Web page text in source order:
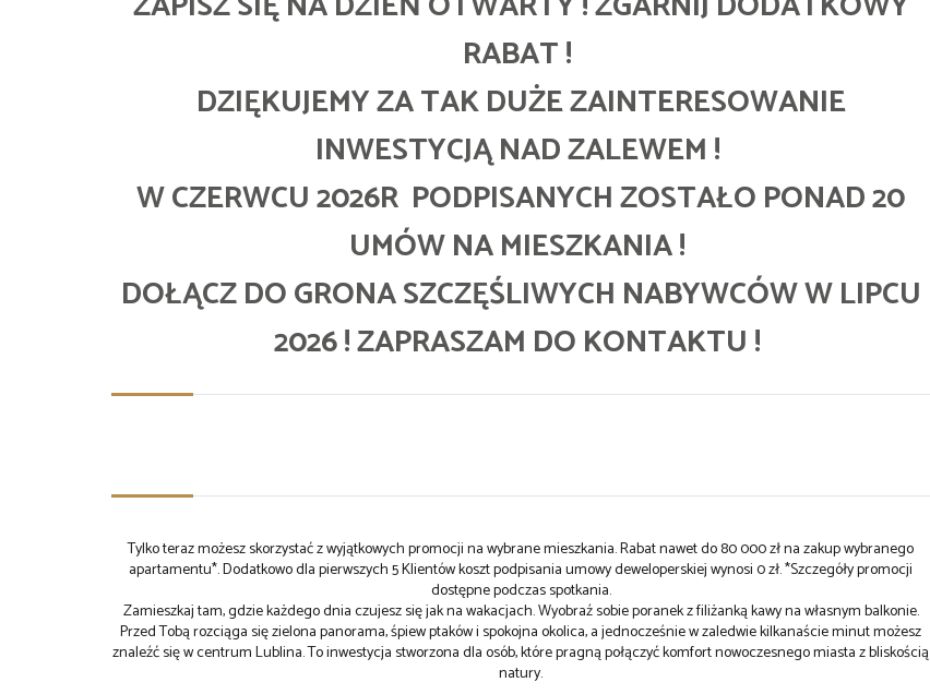
RABAT !
DZIĘKUJEMY ZA TAK DUŻE ZAINTERESOWANIE
INWESTYCJĄ NAD ZALEWEM !
W CZERWCU 2026R PODPISANYCH ZOSTAŁO PONAD 20
UMÓW NA MIESZKANIA !
DOŁĄCZ DO GRONA SZCZĘŚLIWYCH NABYWCÓW W LIPCU
2026 ! ZAPRASZAM DO KONTAKTU !
Tylko teraz możesz skorzystać z wyjątkowych promocji na wybrane mieszkania. Rabat nawet do 80 000 zł na zakup wybranego
apartamentu*. Dodatkowo dla pierwszych 5 Klientów koszt podpisania umowy deweloperskiej wynosi 0 zł. *Szczegóły promocji
dostępne podczas spotkania.
Zamieszkaj tam, gdzie każdego dnia czujesz się jak na wakacjach. Wyobraź sobie poranek z filiżanką kawy na własnym balkonie.
Przed Tobą rozciąga się zielona panorama, śpiew ptaków i spokojna okolica, a jednocześnie w zaledwie kilkanaście minut możesz
znaleźć się w centrum Lublina. To inwestycja stworzona dla osób, które pragną połączyć komfort nowoczesnego miasta z bliskością
natury.